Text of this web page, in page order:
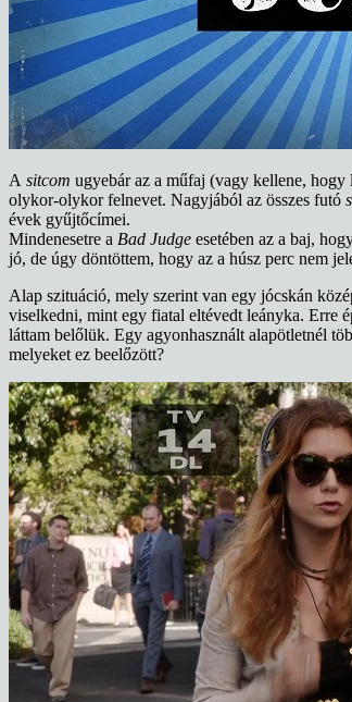
A sitcom ugyebár az a műfaj (vagy kellene,
olykor-olykor felnevet. Nagyjából az összes futó
évek gyűjtőcímei.
Mindenesetre a Bad Judge esetében az a baj,
jó, de úgy döntöttem, hogy az a húsz perc nem
Alap szituáció, mely szerint van egy jócskán
viselkedni, mint egy fiatal eltévedt leányka. Erre
láttam belőlük. Egy agyonhasznált alapötletnél
melyeket ez beelőzött?